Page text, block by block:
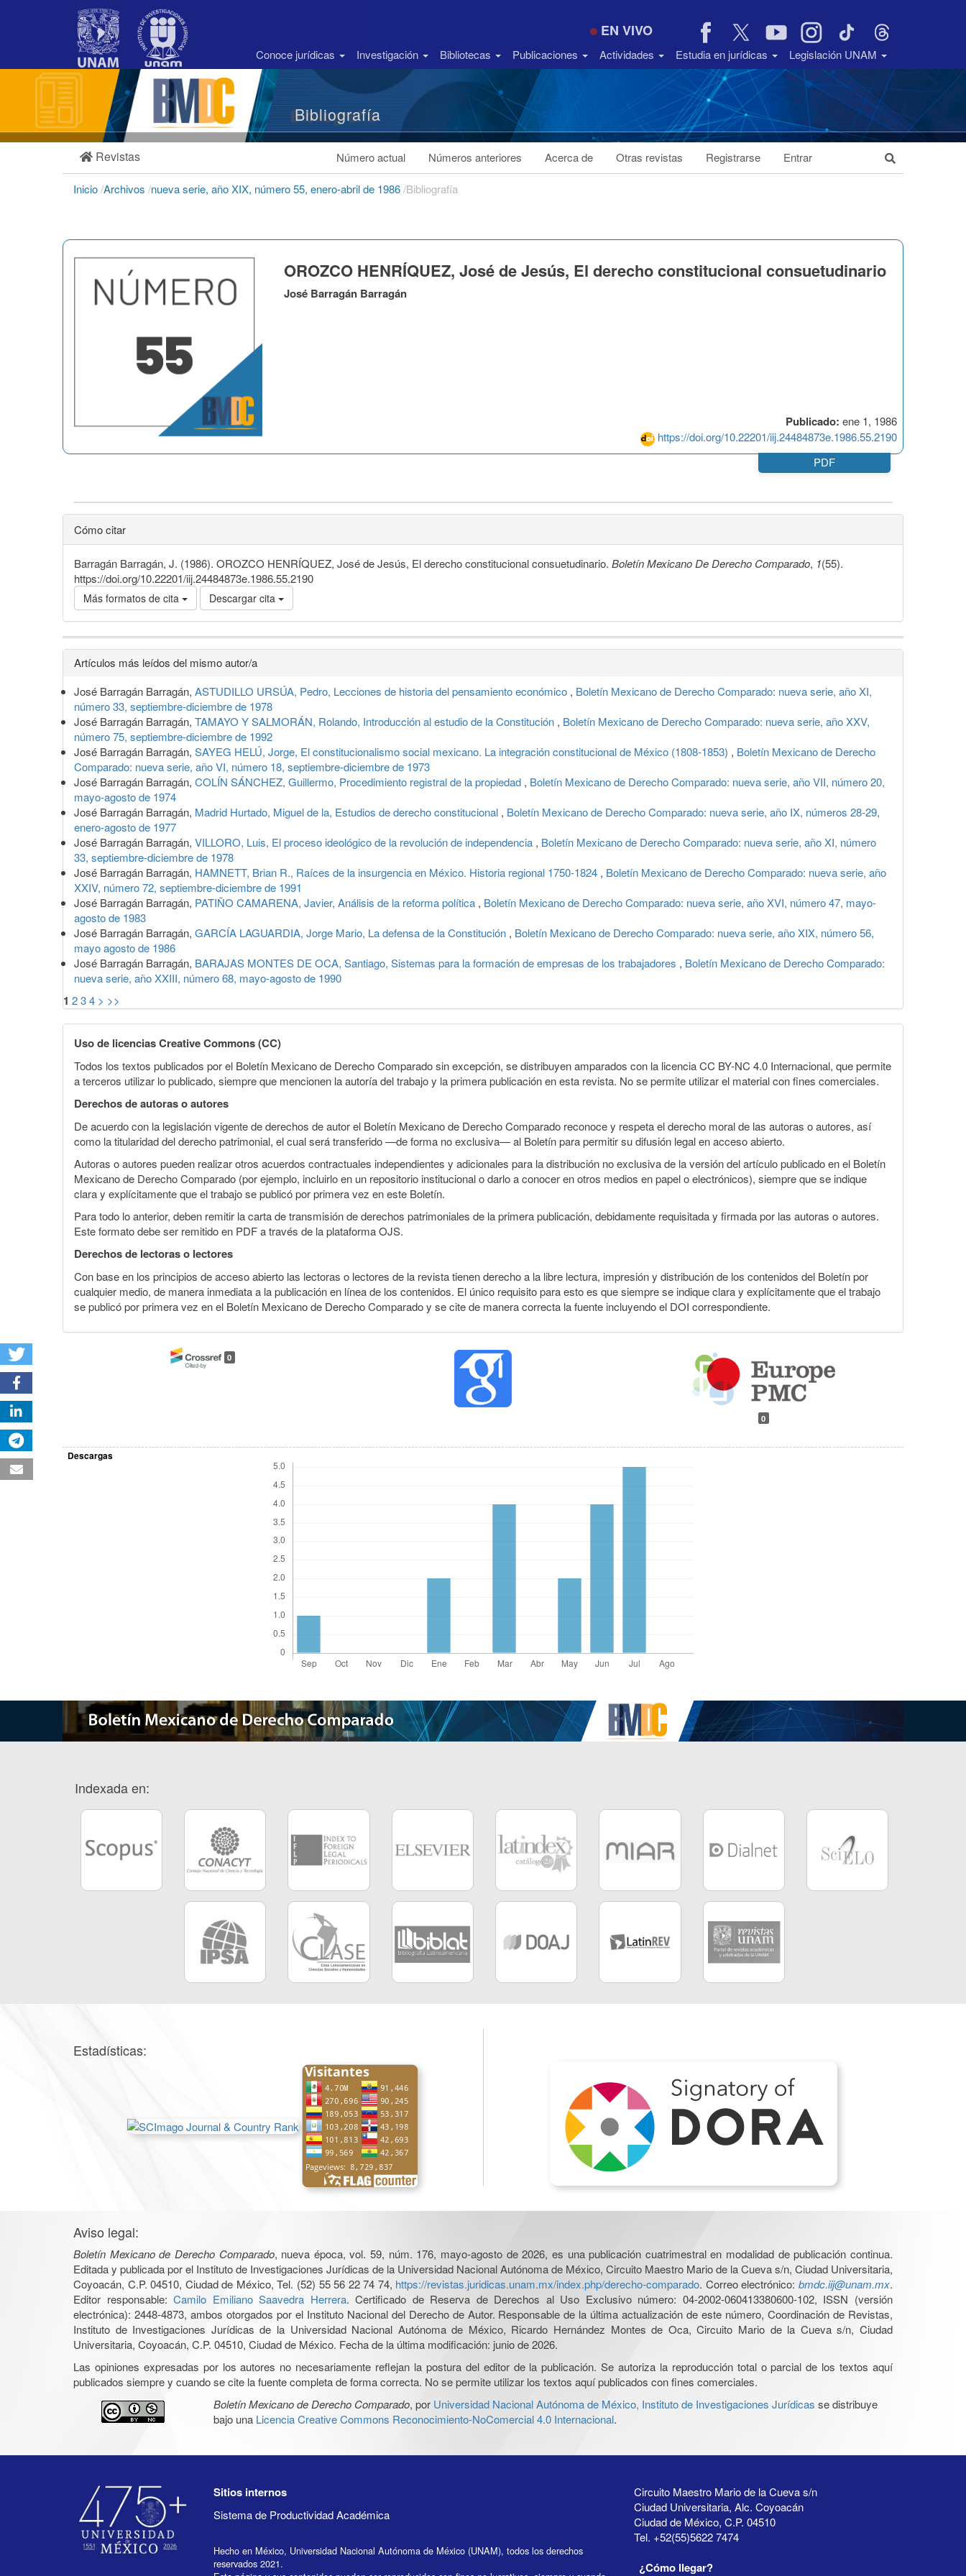
Barra
EN VIVO
Conoce jurídicas Investigación Bibliotecas Publicaciones Actividades Estudia en jurídicas Legislación UNAM
Bibliografía
Revistas Número actual Números anteriores Acerca de Otras revistas Registrarse Entrar
Inicio/Archivos /nueva serie, año XIX, número 55, enero-abril de 1986/Bibliografía
Publicado: ene 1, 1986
https://doi.org/10.22201/iij.24484873e.1986.55.2190
OROZCO HENRÍQUEZ, José de Jesús, El derecho constitucional consuetudinario
José Barragán Barragán
PDF
Cómo citar
Barragán Barragán, J. (1986). OROZCO HENRÍQUEZ, José de Jesús, El derecho constitucional consuetudinario. Boletín Mexicano De Derecho Comparado, 1(55).
https://doi.org/10.22201/iij.24484873e.1986.55.2190
Más formatos de cita Descargar cita
Detalles
del
artículo
Artículos más leídos del mismo autor/a
José Barragán Barragán, ASTUDILLO URSÚA, Pedro, Lecciones de historia del pensamiento económico , Boletín Mexicano de Derecho Comparado: nueva serie, año XI,
número 33, septiembre-diciembre de 1978
José Barragán Barragán, TAMAYO Y SALMORÁN, Rolando, Introducción al estudio de la Constitución , Boletín Mexicano de Derecho Comparado: nueva serie, año XXV,
número 75, septiembre-diciembre de 1992
José Barragán Barragán, SAYEG HELÚ, Jorge, El constitucionalismo social mexicano. La integración constitucional de México (1808-1853) , Boletín Mexicano de Derecho
Comparado: nueva serie, año VI, número 18, septiembre-diciembre de 1973
José Barragán Barragán, COLÍN SÁNCHEZ, Guillermo, Procedimiento registral de la propiedad , Boletín Mexicano de Derecho Comparado: nueva serie, año VII, número 20,
mayo-agosto de 1974
José Barragán Barragán, Madrid Hurtado, Miguel de la, Estudios de derecho constitucional , Boletín Mexicano de Derecho Comparado: nueva serie, año IX, números 28-29,
enero-agosto de 1977
José Barragán Barragán, VILLORO, Luis, El proceso ideológico de la revolución de independencia , Boletín Mexicano de Derecho Comparado: nueva serie, año XI, número
33, septiembre-diciembre de 1978
José Barragán Barragán, HAMNETT, Brian R., Raíces de la insurgencia en México. Historia regional 1750-1824 , Boletín Mexicano de Derecho Comparado: nueva serie, año
XXIV, número 72, septiembre-diciembre de 1991
José Barragán Barragán, PATIÑO CAMARENA, Javier, Análisis de la reforma política , Boletín Mexicano de Derecho Comparado: nueva serie, año XVI, número 47, mayo-
agosto de 1983
José Barragán Barragán, GARCÍA LAGUARDIA, Jorge Mario, La defensa de la Constitución , Boletín Mexicano de Derecho Comparado: nueva serie, año XIX, número 56,
mayo agosto de 1986
José Barragán Barragán, BARAJAS MONTES DE OCA, Santiago, Sistemas para la formación de empresas de los trabajadores , Boletín Mexicano de Derecho Comparado:
nueva serie, año XXIII, número 68, mayo-agosto de 1990
1 234 > >>
Uso de licencias Creative Commons (CC)
Todos los textos publicados por el Boletín Mexicano de Derecho Comparado sin excepción, se distribuyen amparados con la licencia CC BY-NC 4.0 Internacional, que permite
a terceros utilizar lo publicado, siempre que mencionen la autoría del trabajo y la primera publicación en esta revista. No se permite utilizar el material con fines comerciales.
Derechos de autoras o autores
De acuerdo con la legislación vigente de derechos de autor el Boletín Mexicano de Derecho Comparado reconoce y respeta el derecho moral de las autoras o autores, así
como la titularidad del derecho patrimonial, el cual será transferido —de forma no exclusiva— al Boletín para permitir su difusión legal en acceso abierto.
Autoras o autores pueden realizar otros acuerdos contractuales independientes y adicionales para la distribución no exclusiva de la versión del artículo publicado en el Boletín
Mexicano de Derecho Comparado (por ejemplo, incluirlo en un repositorio institucional o darlo a conocer en otros medios en papel o electrónicos), siempre que se indique
clara y explícitamente que el trabajo se publicó por primera vez en este Boletín.
Para todo lo anterior, deben remitir la carta de transmisión de derechos patrimoniales de la primera publicación, debidamente requisitada y firmada por las autoras o autores.
Este formato debe ser remitido en PDF a través de la plataforma OJS.
Derechos de lectoras o lectores
Con base en los principios de acceso abierto las lectoras o lectores de la revista tienen derecho a la libre lectura, impresión y distribución de los contenidos del Boletín por
cualquier medio, de manera inmediata a la publicación en línea de los contenidos. El único requisito para esto es que siempre se indique clara y explícitamente que el trabajo
se publicó por primera vez en el Boletín Mexicano de Derecho Comparado y se cite de manera correcta la fuente incluyendo el DOI correspondiente.
0
0
Descargas
Indexada en:
Estadísticas:
Aviso legal:
Boletín Mexicano de Derecho Comparado, nueva época, vol. 59, núm. 176, mayo-agosto de 2026, es una publicación cuatrimestral en modalidad de publicación continua.
Editada y publicada por el Instituto de Investigaciones Jurídicas de la Universidad Nacional Autónoma de México, Circuito Maestro Mario de la Cueva s/n, Ciudad Universitaria,
Coyoacán, C.P. 04510, Ciudad de México, Tel. (52) 55 56 22 74 74, https://revistas.juridicas.unam.mx/index.php/derecho-comparado. Correo electrónico: bmdc.iij@unam.mx.
Editor responsable:Camilo Emiliano Saavedra Herrera. Certificado de Reserva de Derechos al Uso Exclusivo número: 04-2002-060413380600-102, ISSN (versión
electrónica): 2448-4873, ambos otorgados por el Instituto Nacional del Derecho de Autor. Responsable de la última actualización de este número, Coordinación de Revistas,
Instituto de Investigaciones Jurídicas de la Universidad Nacional Autónoma de México, Ricardo Hernández Montes de Oca, Circuito Mario de la Cueva s/n, Ciudad
Universitaria, Coyoacán, C.P. 04510, Ciudad de México. Fecha de la última modificación: junio de 2026.
Las opiniones expresadas por los autores no necesariamente reflejan la postura del editor de la publicación. Se autoriza la reproducción total o parcial de los textos aquí
publicados siempre y cuando se cite la fuente completa de forma correcta. No se permite utilizar los textos aquí publicados con fines comerciales.
Boletín Mexicano de Derecho Comparado, por Universidad Nacional Autónoma de México, Instituto de Investigaciones Jurídicas se distribuye
bajo una Licencia Creative Commons Reconocimiento-NoComercial 4.0 Internacional.
Sitios internos
Sistema de Productividad Académica
Hecho en México, Universidad Nacional Autónoma de México (UNAM), todos los derechos
reservados 2021.
Circuito Maestro Mario de la Cueva s/n
Ciudad Universitaria, Alc. Coyoacán
Ciudad de México, C.P. 04510
Tel. +52(55)5622 7474
¿Cómo llegar?